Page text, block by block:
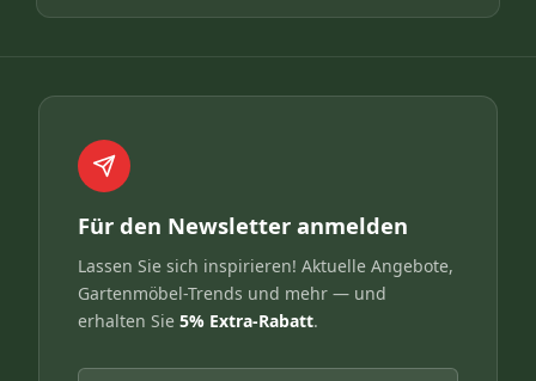
Für den Newsletter anmelden
Lassen Sie sich inspirieren! Aktuelle Angebote,
Gartenmöbel-Trends und mehr — und
erhalten Sie 5% Extra-Rabatt.